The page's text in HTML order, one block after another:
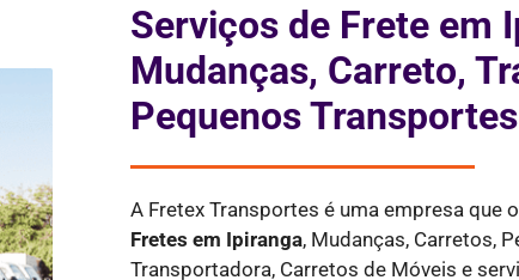
Serviços de Frete em
Mudanças, Carreto,
Pequenos Transportes
A Fretex Transportes é uma empresa que
Fretesem Ipiranga, Mudanças, Carretos,
Transportadora, Carretos de Móveis e